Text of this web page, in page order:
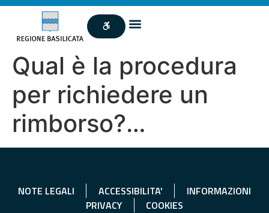
Qual è la procedura
per richiedere un
rimborso?…
NOTE LEGALI ACCESSIBILITA'
INFORMAZIONI
PRIVACY
COOKIES